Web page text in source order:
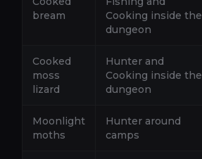
bream
Cooking inside the
dungeon
Cooked
moss
lizard
Hunter and
Cooking inside the
dungeon
Moonlight
moths
Hunter around
camps